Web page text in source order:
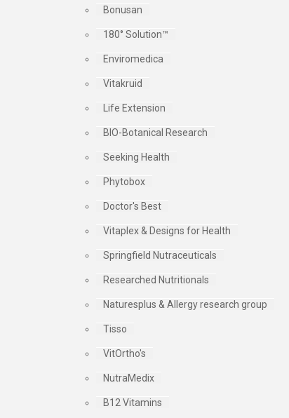
Bonusan
180° Solution™
Enviromedica
Vitakruid
Life Extension
BIO-Botanical Research
Seeking Health
Phytobox
Doctor's Best
Vitaplex & Designs for Health
Springfield Nutraceuticals
Researched Nutritionals
Naturesplus & Allergy research group
Tisso
VitOrtho's
NutraMedix
B12 Vitamins